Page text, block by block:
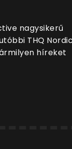
nagysikerű
THQ
híreket